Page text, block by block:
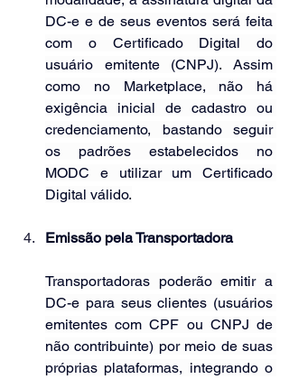
DC-e e de seus eventos será feita
com o Certificado Digital do
usuário emitente (CNPJ). Assim
como no Marketplace, não há
exigência inicial de cadastro ou
credenciamento, bastando seguir
os padrões estabelecidos no
MODC e utilizar um Certificado
Digital válido.
Emissão pela Transportadora
Transportadoras poderão emitir a
DC-e para seus clientes (usuários
emitentes com CPF ou CNPJ de
não contribuinte) por meio de suas
próprias plataformas, integrando o